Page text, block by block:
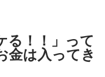
る！！」って
金は入ってき